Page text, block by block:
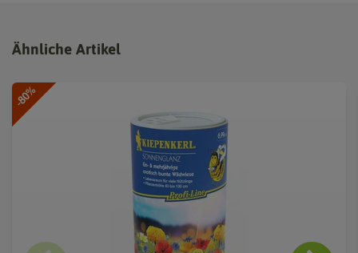
Ähnliche Artikel
-80%